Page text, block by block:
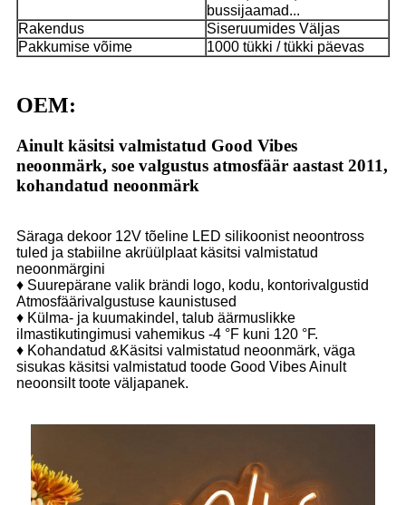
bussijaamad...
Rakendus
Siseruumides Väljas
Pakkumise võime
1000 tükki / tükki päevas
OEM:
Ainult käsitsi valmistatud Good Vibes
neoonmärk, soe valgustus atmosfäär aastast 2011,
kohandatud neoonmärk
Säraga dekoor 12V tõeline LED silikoonist neoontross
tuled ja stabiilne akrüülplaat käsitsi valmistatud
neoonmärgini
♦ Suurepärane valik brändi logo, kodu, kontorivalgustid
Atmosfäärivalgustuse kaunistused
♦ Külma- ja kuumakindel, talub äärmuslikke
ilmastikutingimusi vahemikus -4 °F kuni 120 °F.
♦ Kohandatud &Käsitsi valmistatud neoonmärk, väga
sisukas käsitsi valmistatud toode Good Vibes Ainult
neoonsilt toote väljapanek.